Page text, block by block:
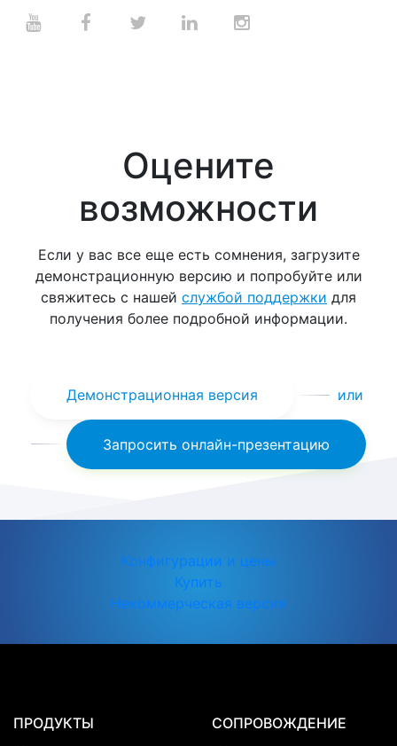
Оцените
возможности
Если у вас все еще есть сомнения, загрузите
демонстрационную версию и попробуйте или
свяжитесь с нашей службой поддержки для
получения более подробной информации.
Демонстрационная версия или
Запросить онлайн-презентацию
Конфигурации и цены
Купить
Некоммерческая версия
ПРОДУКТЫ
СОПРОВОЖДЕНИЕ